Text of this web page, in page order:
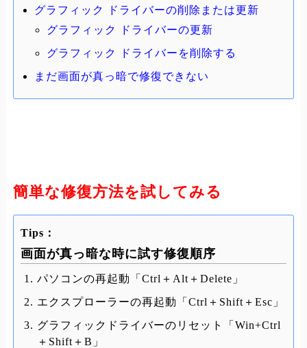
グラフィック ドライバーの削除または更新
グラフィック ドライバーの更新
グラフィック ドライバーを削除する
まだ画面が真っ暗で修復できない
簡単な修復方法を試してみる
Tips：
画面が真っ暗な時に試す修復順序
パソコンの再起動「Ctrl＋Alt＋Delete」
エクスプローラーの再起動「Ctrl＋Shift＋Esc」
グラフィックドライバーのリセット「Win+Ctrl
＋Shift＋B」